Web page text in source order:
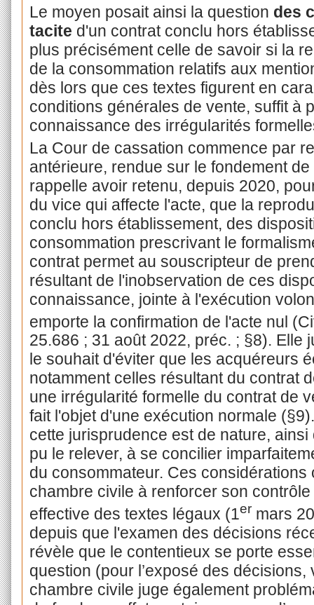
Le moyen posait ainsi la question des
tacite d'un contrat conclu hors
plus précisément celle de savoir si la
de la consommation relatifs aux
dès lors que ces textes figurent en
conditions générales de vente, suffit à
connaissance des irrégularités
La Cour de cassation commence par
antérieure, rendue sur le fondement de
rappelle avoir retenu, depuis 2020,
du vice qui affecte l'acte, que la
conclu hors établissement, des
consommation prescrivant le
contrat permet au souscripteur de
résultant de l'inobservation de ces
connaissance, jointe à l'exécution
emporte la confirmation de l'acte nul
25.686 ; 31 août 2022, préc. ; §8). Elle
le souhait d'éviter que les acquéreurs
notamment celles résultant du contrat
une irrégularité formelle du contrat de
fait l'objet d'une exécution normale
cette jurisprudence est de nature,
pu le relever, à se concilier
du consommateur. Ces considérations
chambre civile à renforcer son
effective des textes légaux (1ermars
depuis que l'examen des décisions
révèle que le contentieux se porte
question (pour l’exposé des
chambre civile juge également